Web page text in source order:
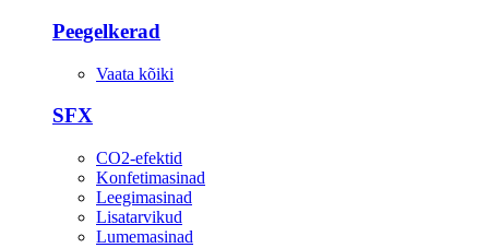
Peegelkerad
Vaata kõiki
SFX
CO2-efektid
Konfetimasinad
Leegimasinad
Lisatarvikud
Lumemasinad